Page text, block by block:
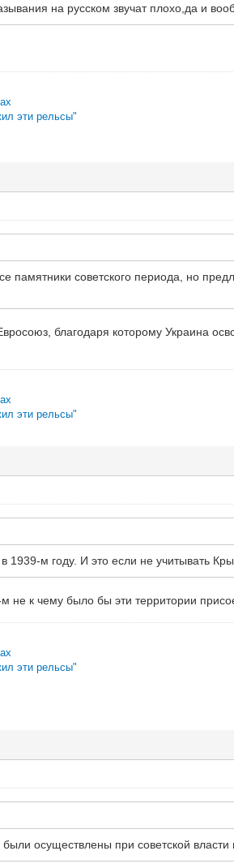
на русском звучат плохо,да и
эти рельсы"
памятники советского периода, но
благодаря которому Украина
эти рельсы"
1939-м году. И это если не учитывать
к чему было бы эти территории
эти рельсы"
осуществлены при советской власти